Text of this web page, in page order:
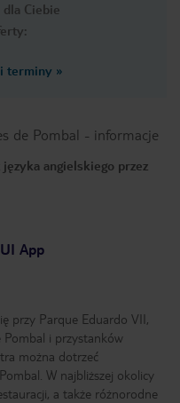
Ciebie
terminy »
de Pombal - informacje
języka angielskiego przez
App
przy Parque Eduardo VII,
Pombal i przystanków
można dotrzeć
W najbliższej okolicy
a także różnorodne